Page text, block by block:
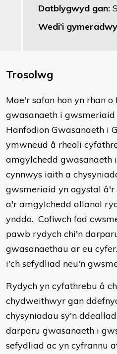
Datblygwyd gan:
Wedi'i
Trosolwg
Mae'r safon hon yn rhan
gwasanaeth i
Hanfodion Gwasanaeth i
ymwneud â rheoli
amgylchedd gwasanaeth
cynnwys iaith a
gwsmeriaid yn ogystal
a'r amgylchedd allanol
ynddo. Cofiwch fod
pawb rydych chi'n
gwasanaethau ar eu
i'ch sefydliad neu'n
Rydych yn cyfathrebu â
chydweithwyr gan
chysyniadau sy'n
darparu gwasanaeth i
sefydliad ac yn cyfrannu